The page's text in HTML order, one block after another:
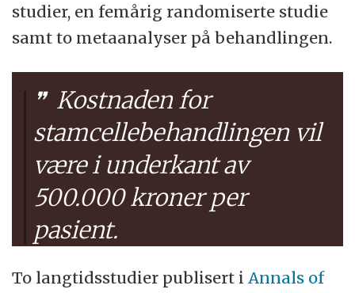
studier, en femårig randomiserte studie
samt to metaanalyser på behandlingen.
Kostnaden for
stamcellebehandlingen vil
være i underkant av
500.000 kroner per
pasient.
To langtidsstudier publisert iAnnals of